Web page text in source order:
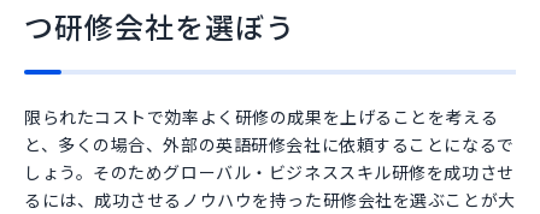
つ研修会社を選ぼう
限られたコストで効率よく研修の成果を上げることを考える
と、多くの場合、外部の英語研修会社に依頼することになるで
しょう。そのためグローバル・ビジネススキル研修を成功させ
るには、成功させるノウハウを持った研修会社を選ぶことが大